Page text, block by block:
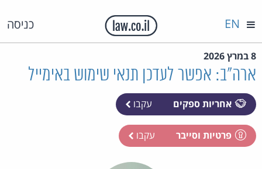
כניסה EN
8 במרץ 2026
ארה"ב: אפשר לעדכן תנאי שימוש באימייל
אחריות ספקים עקבו
פרטיות וסייבר עקבו